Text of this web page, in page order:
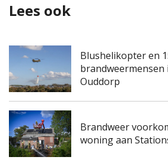
Lees ook
Blushelikopter en
Ouddorp
Brandweer
woning aan